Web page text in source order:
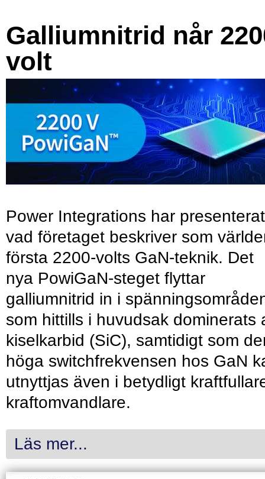
Galliumnitrid når
volt
Power Integrations har presenterat
vad företaget beskriver som
första 2200-volts GaN-teknik. Det
nya PowiGaN-steget flyttar
galliumnitrid in i
som hittills i huvudsak dominerats
kiselkarbid (SiC), samtidigt som
höga switchfrekvensen hos GaN
utnyttjas även i betydligt
kraftomvandlare.
Läs mer...